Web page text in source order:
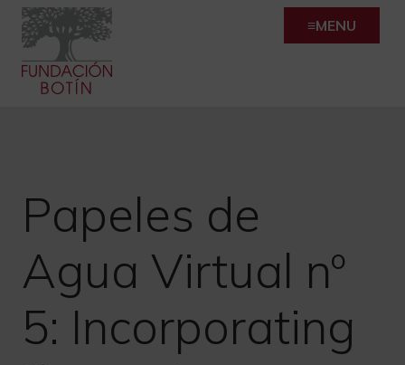
Skip
content
MENU
Papeles de
Agua Virtual nº
5: Incorporating